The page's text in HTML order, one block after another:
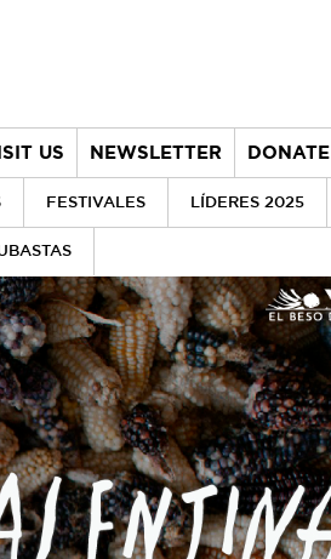
US NEWSLETTER DONATE
FESTIVALES LÍDERES 2025